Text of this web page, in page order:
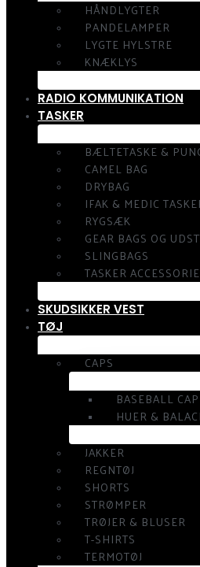
HÅNDLYGTER
PANDELAMPER
LYGTE HYLSTRE
KNÆKLYS
RADIO KOMMUNIKATION
TASKER
BÆLTETASKE &
CAMEL BAG
DRYBAG
IFAK & MEDIC
RYGSÆK
GEAR BAGS OG
SLINGBAGS
TASKER
SKUDSIKKER VEST
TØJ
CAPS
BASEBALL CAP
HUER &
JAKKER
REGNTØJ
SHORTS
STRØMPER
TRØJER & BLUSER
T-SHIRTS
TERMOTØJ